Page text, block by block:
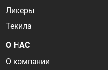
Ликеры
Текила
О НАС
О компании